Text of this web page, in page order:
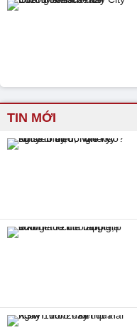
TIN MỚI